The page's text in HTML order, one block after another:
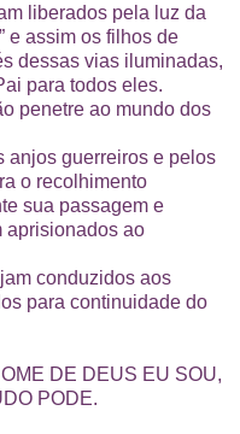
liberados pela luz da
e assim os filhos de
dessas vias iluminadas,
para todos eles.
penetre ao mundo dos
anjos guerreiros e pelos
o recolhimento
sua passagem e
aprisionados ao
conduzidos aos
para continuidade do
DE DEUS EU SOU,
PODE.